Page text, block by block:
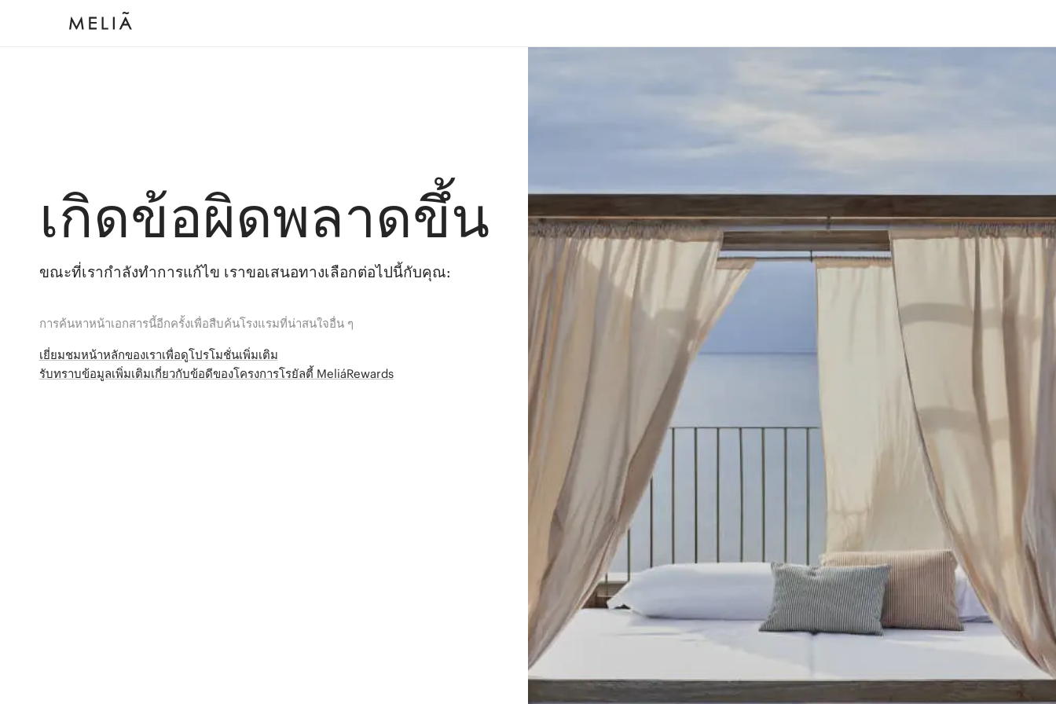
เกิดข้อผิดพลาดขึ้น
ขณะที่เรากำลังทำการแก้ไข เราขอเสนอทางเลือกต่อไปนี้กับคุณ:
การค้นหาหน้าเอกสารนี้อีกครั้งเพื่อสืบค้นโรงแรมที่น่าสนใจอื่น ๆ
เยี่ยมชมหน้าหลักของเราเพื่อดูโปรโมชั่นเพิ่มเติม
รับทราบข้อมูลเพิ่มเติมเกี่ยวกับข้อดีของโครงการโรยัลตี้ MeliáRewards